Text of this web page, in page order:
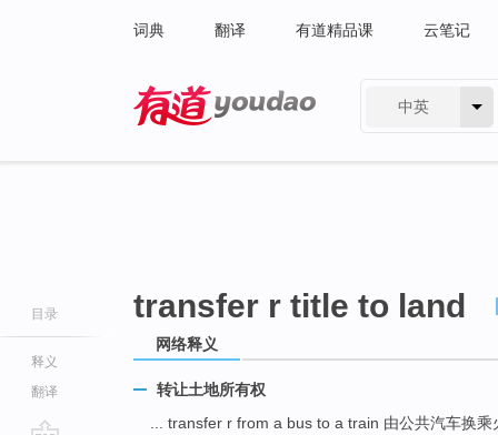
词典 翻译 有道精品课 云笔记
中英
目录
释义
翻译
transfer r title to land
网络释义
转让土地所有权
... transfer r from a bus to a train 由公共汽车换